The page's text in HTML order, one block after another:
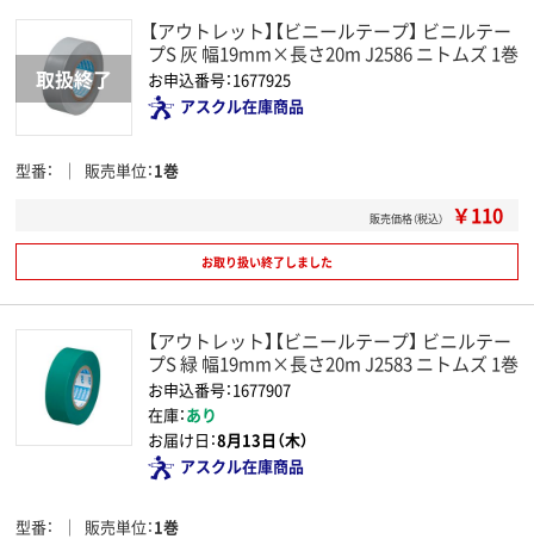
【アウトレット】【ビニールテープ】 ビニルテー
プS 灰 幅19mm×長さ20m J2586 ニトムズ 1巻
お申込番号：1677925
アスクル在庫商品
型番 販売単位 1巻
販売価格（税込） ￥110
お取り扱い終了しました
【アウトレット】【ビニールテープ】 ビニルテー
プS 緑 幅19mm×長さ20m J2583 ニトムズ 1巻
お申込番号：1677907
在庫：あり
お届け日：8月13日（木）
アスクル在庫商品
型番 販売単位 1巻